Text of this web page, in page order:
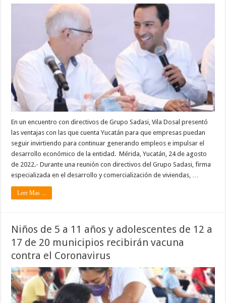
En un encuentro con directivos de Grupo Sadasi, Vila Dosal presentó
las ventajas con las que cuenta Yucatán para que empresas puedan
seguir invirtiendo para continuar generando empleos e impulsar el
desarrollo económico de la entidad. Mérida, Yucatán, 24 de agosto
de 2022.- Durante una reunión con directivos del Grupo Sadasi, firma
especializada en el desarrollo y comercialización de viviendas, …
Leer Mas ...
Niños de 5 a 11 años y adolescentes de 12 a
17 de 20 municipios recibirán vacuna
contra el Coronavirus